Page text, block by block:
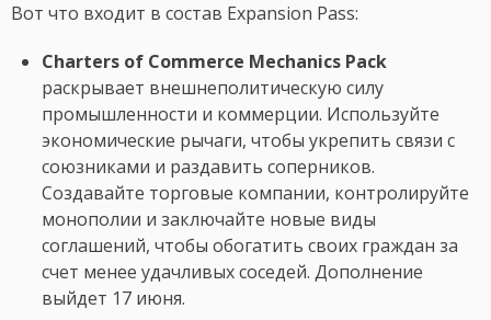
Вот что входит в состав Expansion Pass:
Charters of Commerce Mechanics Pack
раскрывает внешнеполитическую силу
промышленности и коммерции. Используйте
экономические рычаги, чтобы укрепить связи с
союзниками и раздавить соперников.
Создавайте торговые компании, контролируйте
монополии и заключайте новые виды
соглашений, чтобы обогатить своих граждан за
счет менее удачливых соседей. Дополнение
выйдет 17 июня.